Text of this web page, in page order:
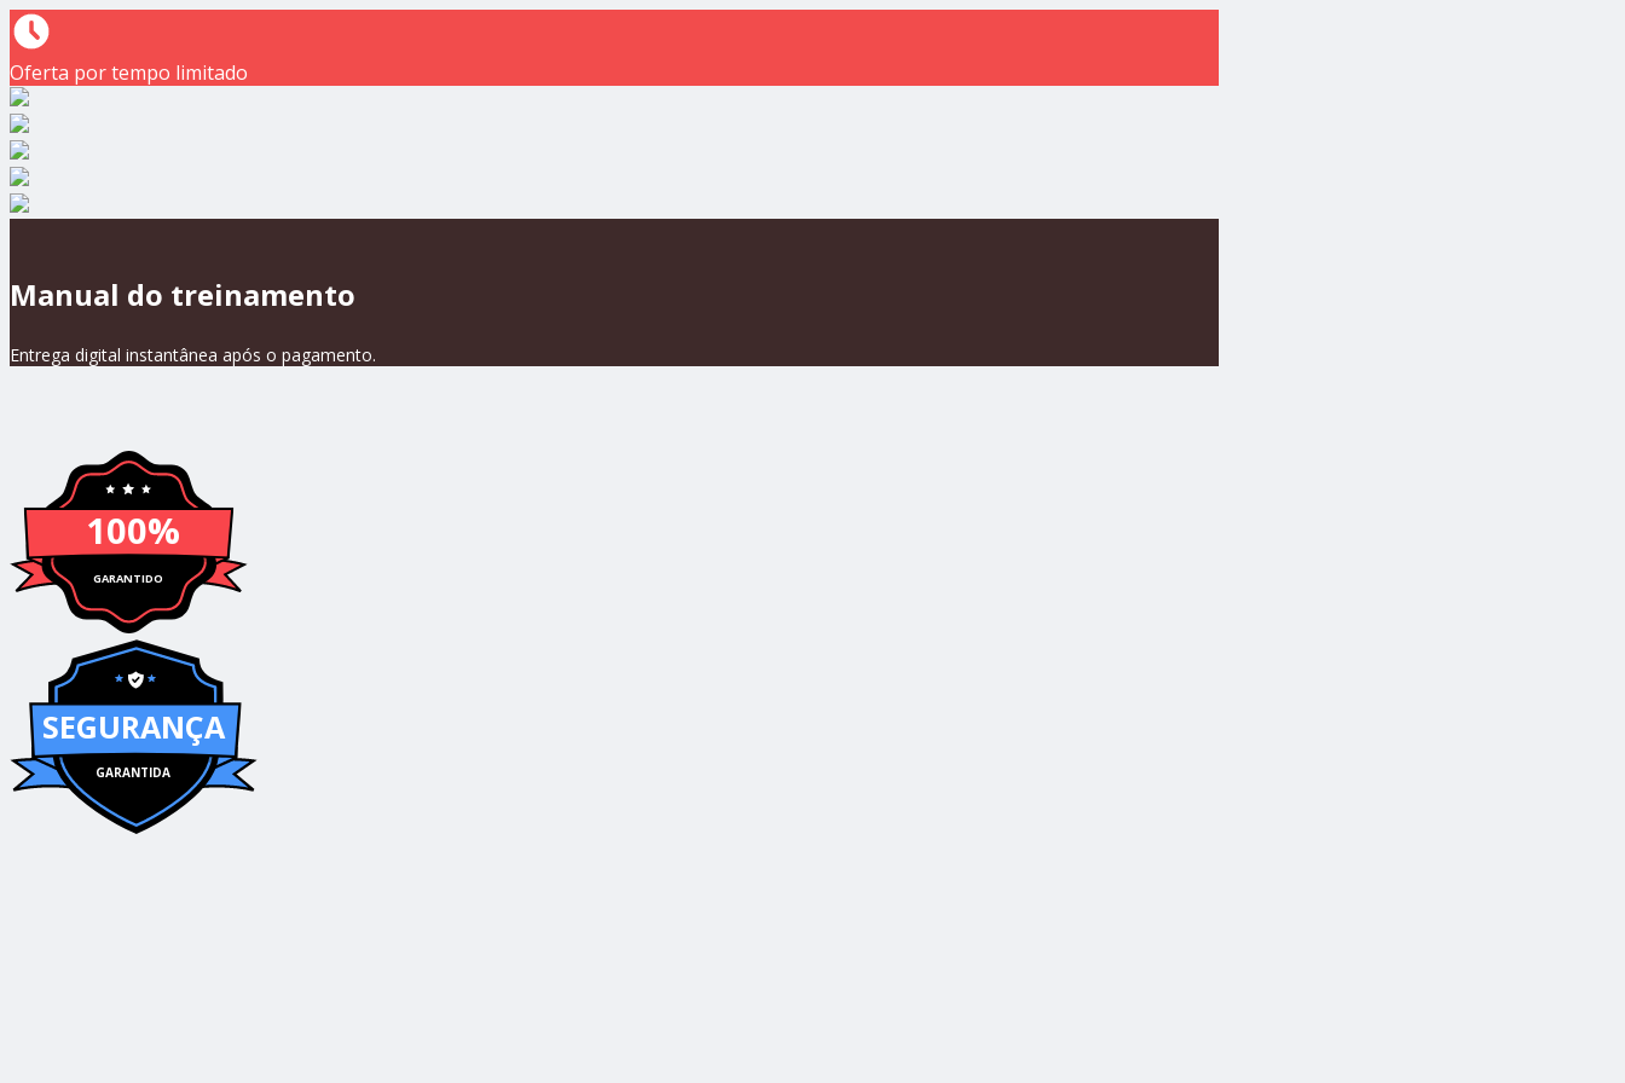
Oferta por tempo limitado
Manual do treinamento
Entrega digital instantânea após o pagamento.
100%
GARANTIDO
SEGURANÇA
GARANTIDA